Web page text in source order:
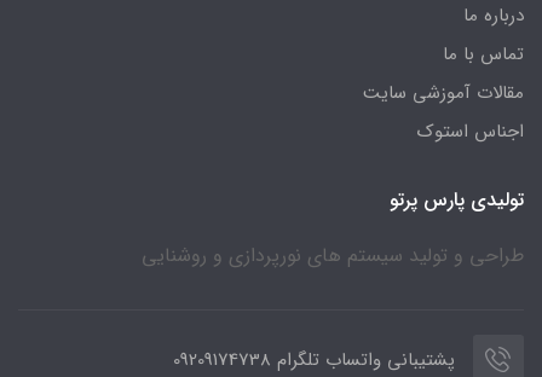
درباره ما
تماس با ما
مقالات آموزشی سایت
اجناس استوک
تولیدی پارس پرتو
طراحی و تولید سیستم های نورپردازی و روشنایی
پشتیبانی واتساب تلگرام 09209174738